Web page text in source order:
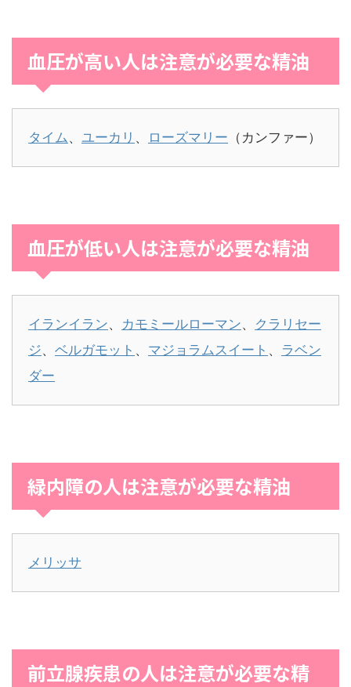
血圧が高い人は注意が必要な精油
タイム、 ユーカリ 、 ローズマリー （カンファー）
血圧が低い人は注意が必要な精油
イランイラン、 カモミールローマン、 クラリセー
ジ、 ベルガモット 、 マジョラムスイート 、 ラベン
ダー
緑内障の人は注意が必要な精油
メリッサ
前立腺疾患の人は注意が必要な精